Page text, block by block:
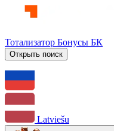
Тотализатор Бонусы БК
Открыть поиск
Latviešu